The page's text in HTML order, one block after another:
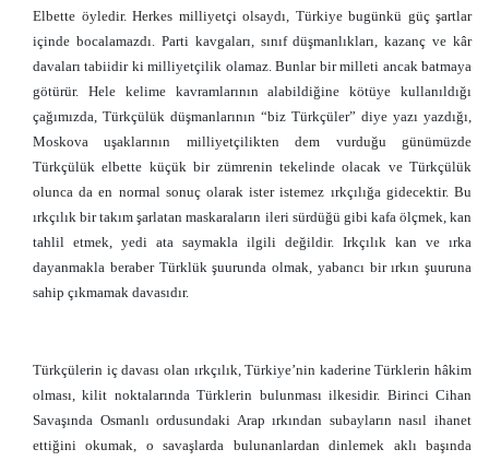
Elbette öyledir. Herkes milliyetçi olsaydı, Türkiye bugünkü güç şartlar
içinde bocalamazdı. Parti kavgaları, sınıf düşmanlıkları, kazanç ve kâr
davaları tabiidir ki milliyetçilik olamaz. Bunlar bir milleti ancak batmaya
götürür. Hele kelime kavramlarının alabildiğine kötüye kullanıldığı
çağımızda, Türkçülük düşmanlarının “biz Türkçüler” diye yazı yazdığı,
Moskova uşaklarının milliyetçilikten dem vurduğu günümüzde
Türkçülük elbette küçük bir zümrenin tekelinde olacak ve Türkçülük
olunca da en normal sonuç olarak ister istemez ırkçılığa gidecektir. Bu
ırkçılık bir takım şarlatan maskaraların ileri sürdüğü gibi kafa ölçmek, kan
tahlil etmek, yedi ata saymakla ilgili değildir. Irkçılık kan ve ırka
dayanmakla beraber Türklük şuurunda olmak, yabancı bir ırkın şuuruna
sahip çıkmamak davasıdır.
Türkçülerin iç davası olan ırkçılık, Türkiye’nin kaderine Türklerin hâkim
olması, kilit noktalarında Türklerin bulunması ilkesidir. Birinci Cihan
Savaşında Osmanlı ordusundaki Arap ırkından subayların nasıl ihanet
ettiğini okumak, o savaşlarda bulunanlardan dinlemek aklı başında